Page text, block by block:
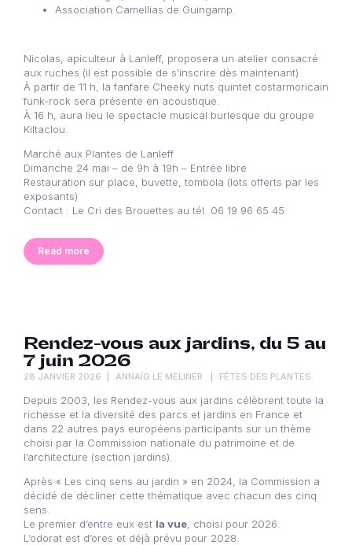
Association Camellias de Guingamp.
Nicolas, apiculteur à Lanleff, proposera un atelier consacré
aux ruches (il est possible de s’inscrire dès maintenant)
À partir de 11 h, la fanfare Cheeky nuts quintet costarmoricain
funk-rock sera présente en acoustique.
À 16 h, aura lieu le spectacle musical burlesque du groupe
Kiltaclou.
Marché aux Plantes de Lanleff
Dimanche 24 mai – de 9h à 19h – Entrée libre
Restauration sur place, buvette, tombola (lots offerts par les
exposants)
Contact : Le Cri des Brouettes au tél. 06 19 96 65 45
Read more
Rendez-vous aux jardins, du 5 au
7 juin 2026
28 JANVIER 2026 ANNAÏG LE MELINER FÊTES DES PLANTES
Depuis 2003, les Rendez-vous aux jardins célèbrent toute la
richesse et la diversité des parcs et jardins en France et
dans 22 autres pays européens participants sur un thème
choisi par la Commission nationale du patrimoine et de
l’architecture (section jardins).
Après « Les cinq sens au jardin » en 2024, la Commission a
décidé de décliner cette thématique avec chacun des cinq
sens.
Le premier d’entre eux est la vue , choisi pour 2026.
L’odorat est d’ores et déjà prévu pour 2028.